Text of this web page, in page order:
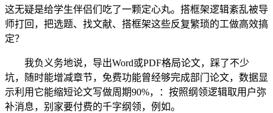
这无疑是给学生伴侣们吃了一颗定心丸。搭框架逻辑紊乱被导
师打回，把选题、找文献、搭框架这些反复繁琐的工做高效搞
定？
我负义务地说，导出Word或PDF格局论文，踩了不少
坑，随时能增减章节，免费功能曾经够完成部门论文，数据显
示利用它能缩短论文写做周期90%，：按照纲领逻辑取用户弥
补消息，别家要付费的千字纲领，例如。